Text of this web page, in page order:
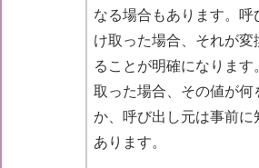
なる場合もあります。
け取った場合、それが変
ることが明確になります
取った場合、その値が何
か、呼び出し元は事前に
あります。